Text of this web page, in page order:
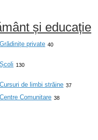
și educație
Grădinițe private 40
Școli 130
Cursuri de limbi străine 37
Centre Comunitare 38